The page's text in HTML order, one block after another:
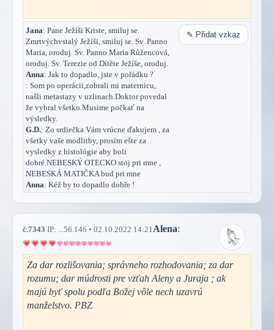
Jana: Pane Ježíši Kriste, smiluj se.
Zmrtvýchvstalý Ježíši, smiluj se. Sv. Panno
Maria, oroduj. Sv. Panno Maria Růžencová,
oroduj. Sv. Terezie od Dítěte Ježíše, oroduj.
Anna: Jak to dopadlo, jste v pořádku ?
: Som po operácii,zobrali mi maternicu,
našli metastazy v uzlinach.Doktor povedal
že vybral všetko.Musime počkať na
výsledky.
G.D.: Zo srdiečka Vám vrúcne ďakujem , za
všetky vaše modlitby, prosím ešte za
vysledky z histológie aby boli
dobré.NEBESKÝ OTECKO stoj pri mne ,
NEBESKÁ MATIČKA bud pri mne
Anna: Kéž by to dopadlo dobře !
✎ Přidat vzkaz
č.7343 IP: ...56.146 • 02.10.2022 14:21 Alena:
Za dar rozlišovania; správneho rozhodovania; za dar
rozumu; dar múdrosti pre vzťah Aleny a Juraja ; ak
majú byť spolu podľa Božej vôle nech uzavrú
manželstvo. PBZ